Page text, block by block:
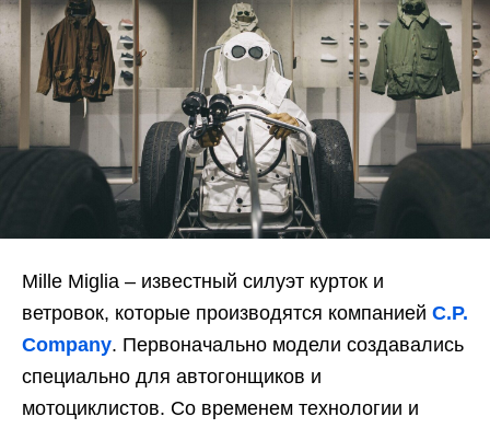
Mille Miglia – известный силуэт курток и
ветровок, которые производятся компанией C.P.
Company. Первоначально модели создавались
специально для автогонщиков и
мотоциклистов. Со временем технологии и